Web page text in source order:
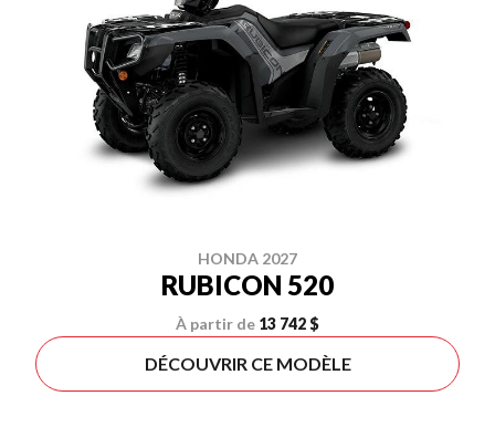
HONDA 2027
RUBICON 520
À partir de 13 742 $
DÉCOUVRIR CE MODÈLE